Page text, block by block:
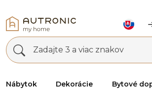
Zadajte 3 a viac znakov
Nábytok Dekorácie Bytové